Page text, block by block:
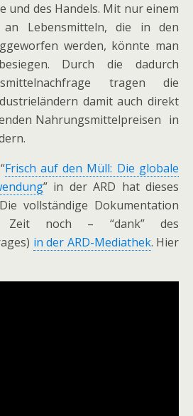
und des Handels. Mit nur einem
Lebensmitteln, die in den
werden, könnte man
Durch die dadurch
tragen die
damit auch direkt
Nahrungsmittelpreisen in
Frisch auf den Müll: Die globale
” in der ARD hat dieses
vollständige Dokumentation
noch – “dank” des
in der ARD-Mediathek. Hier